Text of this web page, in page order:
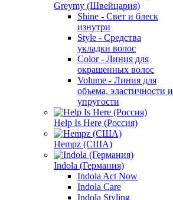
Greymy (Швейцария)
Shine - Свет и блеск
изнутри
Style - Средства
укладки волос
Color - Линия для
окрашенных волос
Volume - Линия для
объема, эластичности и
упругости
Help Is Here (Россия)
Hempz (США)
Indola (Германия)
Indola Act Now
Indola Care
Indola Styling